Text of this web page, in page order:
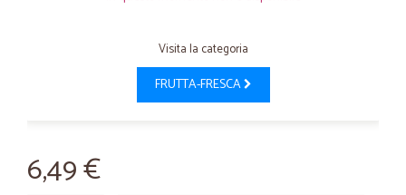
Visita la categoria
FRUTTA-FRESCA
6,49 €